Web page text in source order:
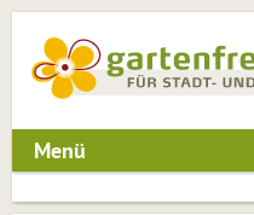
Menü